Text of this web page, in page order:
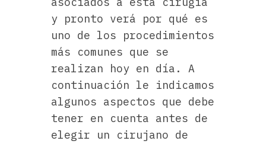
y pronto verá por qué es
uno de los procedimientos
más comunes que se
realizan hoy en día. A
continuación le indicamos
algunos aspectos que debe
tener en cuenta antes de
elegir un cirujano de